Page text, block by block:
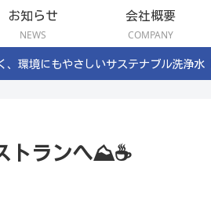
お知らせ
NEWS
会社概要
COMPANY
環境にもやさしいサステナブル洗浄水
トランへ⛰️☕